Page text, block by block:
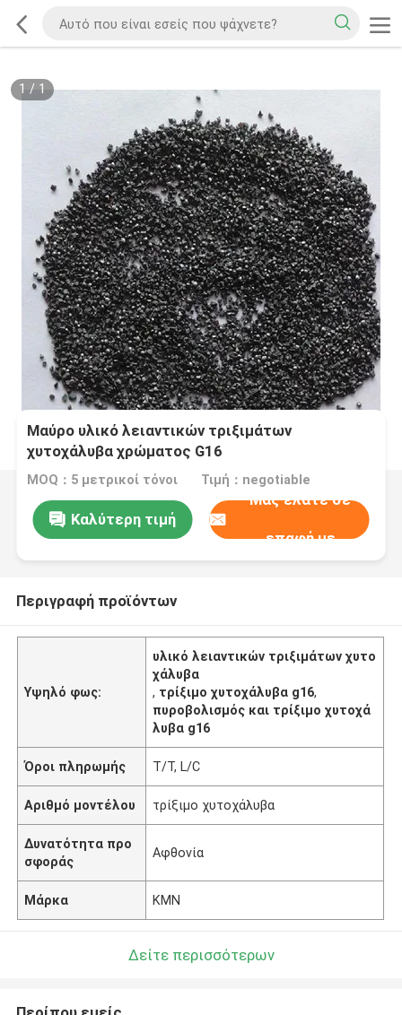
1 / 1
Μαύρο υλικό λειαντικών τριξιμάτων
χυτοχάλυβα χρώματος G16
MOQ：5 μετρικοί τόνοι Τιμή：negotiable
Καλύτερη τιμή
Μας ελάτε σε
επαφή με
Περιγραφή προϊόντων
Υψηλό φως:
υλικό λειαντικών τριξιμάτων χυτο
χάλυβα
, τρίξιμο χυτοχάλυβα g16,
πυροβολισμός και τρίξιμο χυτοχά
λυβα g16
Όροι πληρωμής T/T, L/C
Αριθμό μοντέλου τρίξιμο χυτοχάλυβα
Δυνατότητα προ
σφοράς
Αφθονία
Μάρκα KMN
Δείτε περισσότερων